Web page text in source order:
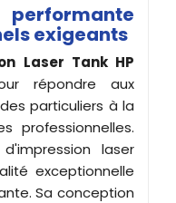
exigeants
Laser Tank HP
répondre aux
particuliers à la
professionnelles.
laser
exceptionnelle
Sa conception